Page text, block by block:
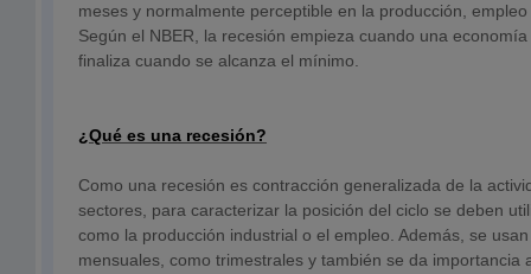
meses y normalmente perceptible en la producción,
Según el NBER, la recesión empieza cuando una
finaliza cuando se alcanza el mínimo.
¿Qué es una recesión?
Como una recesión es contracción generalizada de la
sectores, para caracterizar la posición del ciclo se deben
como la producción industrial o el empleo. Además, se
mensuales, como trimestrales y también se da importancia